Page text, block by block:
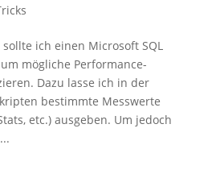
ich einen Microsoft SQL
mögliche Performance-
Dazu lasse ich in der
bestimmte Messwerte
etc.) ausgeben. Um jedoch